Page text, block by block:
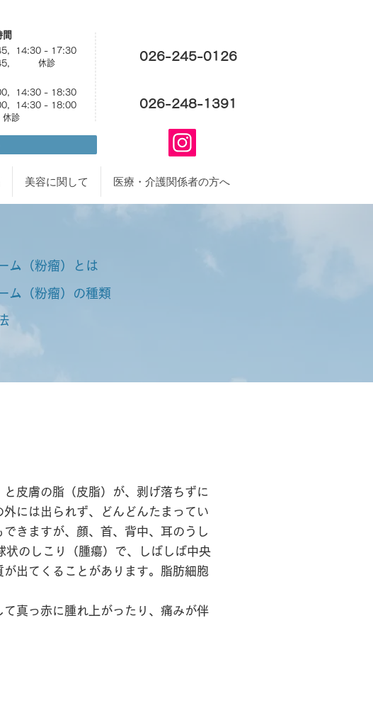
間
14:30 - 17:30
休診
026-245-0126
14:30 - 18:30
14:30 - 18:00
026-248-1391
美容に関して 医療・介護関係者の方へ
ム（粉瘤）とは
ム（粉瘤）の種類
皮膚の脂（皮脂）が、剥げ落ちずに
には出られず、どんどんたまってい
きますが、顔、首、背中、耳のうし
のしこり（腫瘍）で、しばしば中央
出てくることがあります。脂肪細胞
真っ赤に腫れ上がったり、痛みが伴